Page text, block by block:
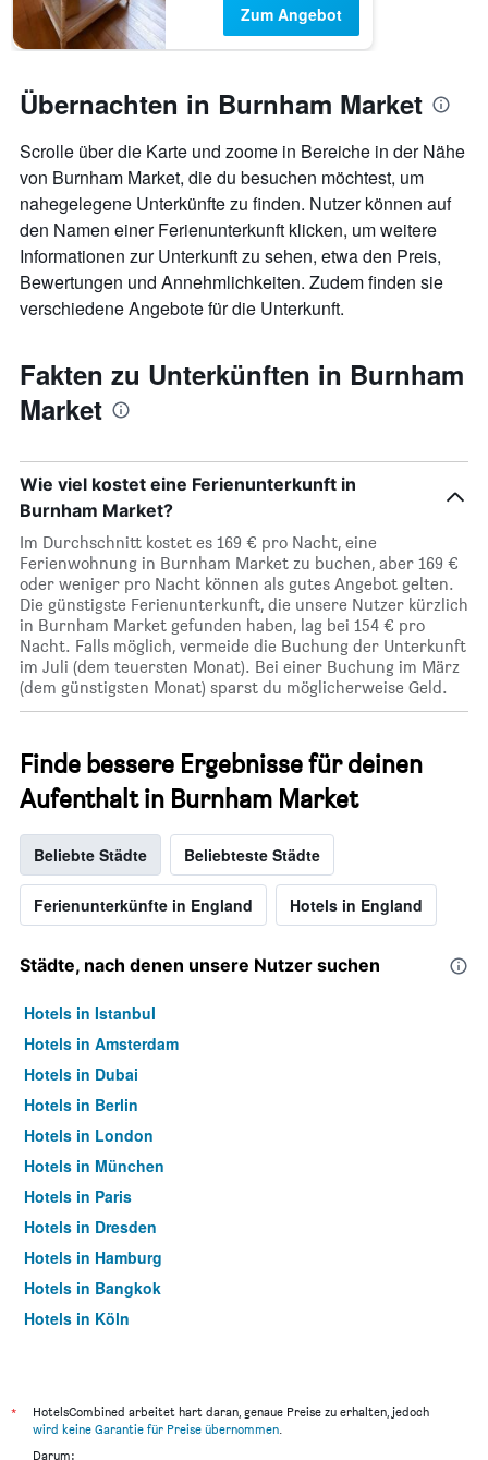
Zum Angebot
Übernachten in Burnham Market
Scrolle über die Karte und zoome in Bereiche in der Nähe
von Burnham Market, die du besuchen möchtest, um
nahegelegene Unterkünfte zu finden. Nutzer können auf
den Namen einer Ferienunterkunft klicken, um weitere
Informationen zur Unterkunft zu sehen, etwa den Preis,
Bewertungen und Annehmlichkeiten. Zudem finden sie
verschiedene Angebote für die Unterkunft.
Fakten zu Unterkünften in Burnham
Market
Wie viel kostet eine Ferienunterkunft in
Burnham Market?
Im Durchschnitt kostet es 169 € pro Nacht, eine
Ferienwohnung in Burnham Market zu buchen, aber 169 €
oder weniger pro Nacht können als gutes Angebot gelten.
Die günstigste Ferienunterkunft, die unsere Nutzer kürzlich
in Burnham Market gefunden haben, lag bei 154 € pro
Nacht. Falls möglich, vermeide die Buchung der Unterkunft
im Juli (dem teuersten Monat). Bei einer Buchung im März
(dem günstigsten Monat) sparst du möglicherweise Geld.
Finde bessere Ergebnisse für deinen
Aufenthalt in Burnham Market
Beliebte Städte Beliebteste Städte
Ferienunterkünfte in England Hotels in England
Städte, nach denen unsere Nutzer suchen
Hotels in Istanbul
Hotels in Amsterdam
Hotels in Dubai
Hotels in Berlin
Hotels in London
Hotels in München
Hotels in Paris
Hotels in Dresden
Hotels in Hamburg
Hotels in Bangkok
Hotels in Köln
*
HotelsCombined arbeitet hart daran, genaue Preise zu erhalten, jedoch
wird keine Garantie für Preise übernommen.
Darum: